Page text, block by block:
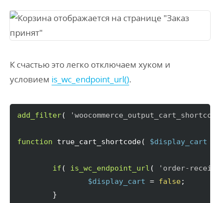
К счастью это легко отключаем хуком и
условием is_wc_endpoint_url().
add_filter(
function true_cart_shortcode( $display_cart
if ( is_wc_endpoint_url (
'order-
$display_cart = false;
}